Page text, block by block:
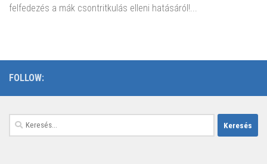
felfedezés a mák csontritkulás elleni hatásáról!...
FOLLOW:
Keresés: